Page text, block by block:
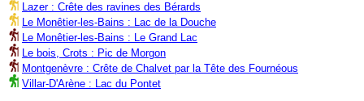
Lazer : Crête des ravines des Bérards
Le Monêtier-les-Bains : Lac de la Douche
Le Monêtier-les-Bains : Le Grand Lac
Le bois, Crots : Pic de Morgon
Montgenèvre : Crête de Chalvet par la Tête des Fournéous
Villar-D'Arène : Lac du Pontet